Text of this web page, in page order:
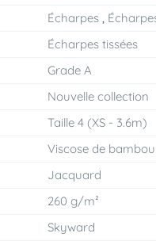
Écharpes ,
Écharpes tissées
Grade A
Nouvelle collection
Taille 4 (XS - 3.6m)
Viscose de bambou
Jacquard
260 g/m²
Skyward